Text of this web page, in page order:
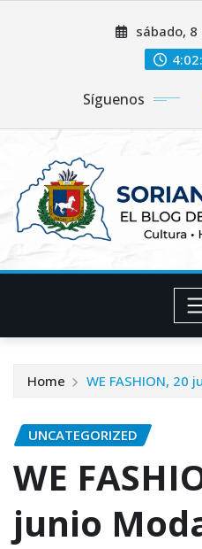
sábado,
Síguenos
Home WE FASHION, 20
UNCATEGORIZED
WE
junio